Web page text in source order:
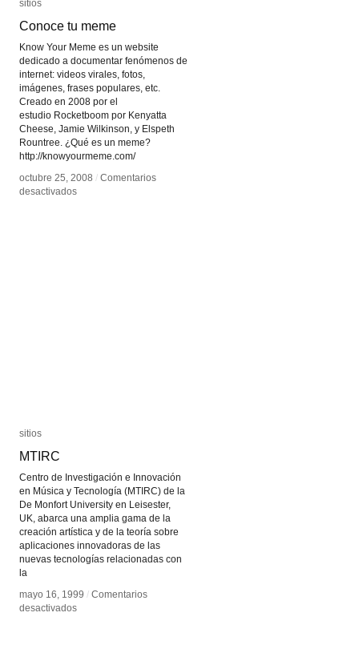
sitios
Conoce tu meme
Know Your Meme es un website
dedicado a documentar fenómenos de
internet: videos virales, fotos,
imágenes, frases populares, etc.
Creado en 2008 por el
estudio Rocketboom por Kenyatta
Cheese, Jamie Wilkinson, y Elspeth
Rountree. ¿Qué es un meme?
http://knowyourmeme.com/
octubre 25, 2008 / Comentarios
desactivadosen
sitios
Conoce tu meme
octubre 25, 2008 / Comentarios
desactivadosen
sitios
MTIRC
Centro de Investigación e Innovación
en Música y Tecnología (MTIRC) de la
De Monfort University en Leisester,
UK, abarca una amplia gama de la
creación artística y de la teoría sobre
aplicaciones innovadoras de las
nuevas tecnologías relacionadas con
la
mayo 16, 1999 / Comentarios
desactivadosen
sitios
MTIRC
mayo 16, 1999 / Comentarios
desactivadosen